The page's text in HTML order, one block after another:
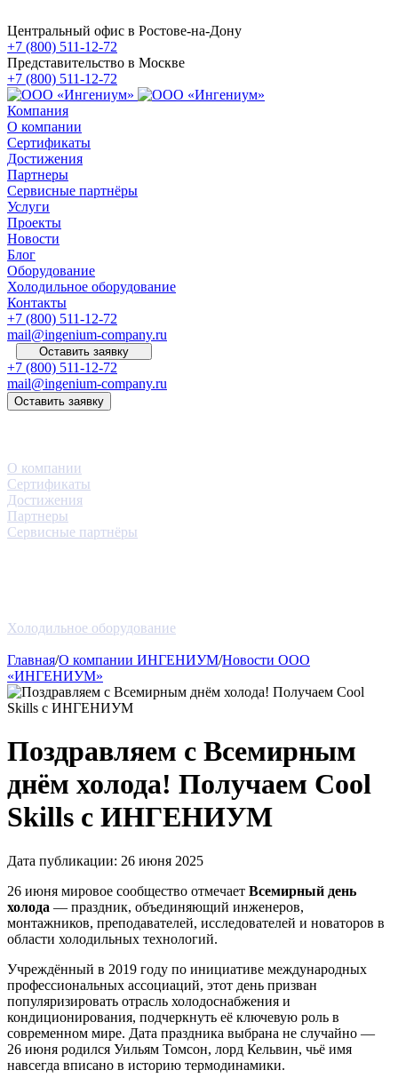
Центральный офис в Ростове-на-Дону
+7 (800) 511-12-72
Представительство в Москве
+7 (800) 511-12-72
Компания
О компании
Сертификаты
Достижения
Партнеры
Сервисные партнёры
Услуги
Проекты
Новости
Блог
Оборудование
Холодильное оборудование
Контакты
+7 (800) 511-12-72
mail@ingenium-company.ru
Оставить заявку
+7 (800) 511-12-72
mail@ingenium-company.ru
Оставить заявку
О компании
Сертификаты
Достижения
Партнеры
Сервисные партнёры
Холодильное оборудование
Главная/О компании ИНГЕНИУМ/Новости ООО
«ИНГЕНИУМ»
Поздравляем с Всемирным
днём холода! Получаем Cool
Skills с ИНГЕНИУМ
Дата публикации: 26 июня 2025
26 июня мировое сообщество отмечает Всемирный день
холода — праздник, объединяющий инженеров,
монтажников, преподавателей, исследователей и новаторов в
области холодильных технологий.
Учреждённый в 2019 году по инициативе международных
профессиональных ассоциаций, этот день призван
популяризировать отрасль холодоснабжения и
кондиционирования, подчеркнуть её ключевую роль в
современном мире. Дата праздника выбрана не случайно —
26 июня родился Уильям Томсон, лорд Кельвин, чьё имя
навсегда вписано в историю термодинамики.